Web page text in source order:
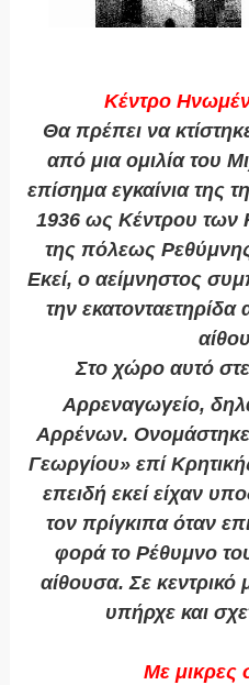
Κέντρο
Θα πρέπει να
από μια ομιλία του
επίσημα εγκαίνια της
1936 ως Κέντρου
της πόλεως Ρεθύμνης
Εκεί, ο αείμνηστος
την εκατονταετηρίδα
Στο χώρο αυτό
Αρρεναγωγείο,
Αρρένων.
Γεωργίου» επί
επειδή εκεί είχαν
τον πρίγκιπα όταν
φορά το Ρέθυμνο
αίθουσα. Σε κεντρικό
υπήρχε και
Με μικρες